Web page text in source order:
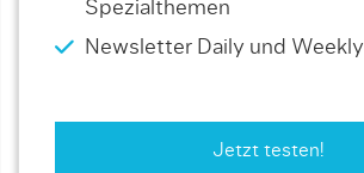
Spezialthemen
Newsletter Daily und Weekly
Jetzt testen!